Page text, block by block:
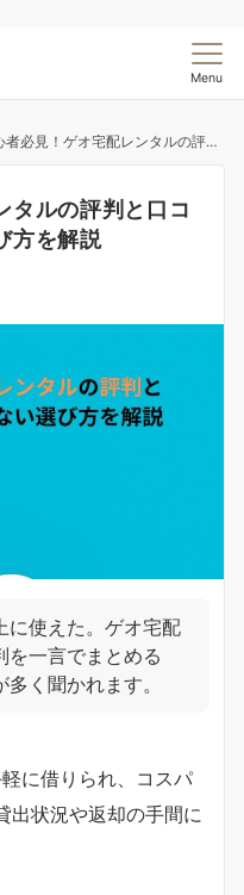
Menu
見！ゲオ宅配レンタルの評判と口コミを比較で失敗しない選び方を解説
タルの評判と口コ
方を解説
に使えた。ゲオ宅配
を一言でまとめる
く聞かれます。
に借りられ、コスパ
出状況や返却の手間に